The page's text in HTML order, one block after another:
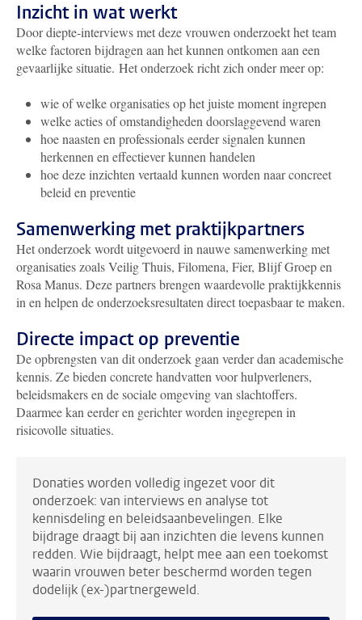
Inzicht in wat werkt
Door diepte-interviews met deze vrouwen onderzoekt het team
welke factoren bijdragen aan het kunnen ontkomen aan een
gevaarlijke situatie. Het onderzoek richt zich onder meer op:
wie of welke organisaties op het juiste moment ingrepen
welke acties of omstandigheden doorslaggevend waren
hoe naasten en professionals eerder signalen kunnen
herkennen en effectiever kunnen handelen
hoe deze inzichten vertaald kunnen worden naar concreet
beleid en preventie
Samenwerking met praktijkpartners
Het onderzoek wordt uitgevoerd in nauwe samenwerking met
organisaties zoals Veilig Thuis, Filomena, Fier, Blijf Groep en
Rosa Manus. Deze partners brengen waardevolle praktijkkennis
in en helpen de onderzoeksresultaten direct toepasbaar te maken.
Directe impact op preventie
De opbrengsten van dit onderzoek gaan verder dan academische
kennis. Ze bieden concrete handvatten voor hulpverleners,
beleidsmakers en de sociale omgeving van slachtoffers.
Daarmee kan eerder en gerichter worden ingegrepen in
risicovolle situaties.
Donaties worden volledig ingezet voor dit
onderzoek: van interviews en analyse tot
kennisdeling en beleidsaanbevelingen. Elke
bijdrage draagt bij aan inzichten die levens kunnen
redden. Wie bijdraagt, helpt mee aan een toekomst
waarin vrouwen beter beschermd worden tegen
dodelijk (ex-)partnergeweld.